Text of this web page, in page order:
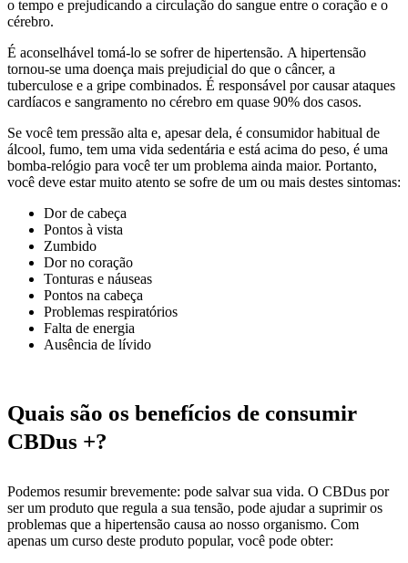
o tempo e prejudicando a circulação do sangue entre o coração e o
cérebro.
É aconselhável tomá-lo se sofrer de hipertensão. A hipertensão
tornou-se uma doença mais prejudicial do que o câncer, a
tuberculose e a gripe combinados. É responsável por causar ataques
cardíacos e sangramento no cérebro em quase 90% dos casos.
Se você tem pressão alta e, apesar dela, é consumidor habitual de
álcool, fumo, tem uma vida sedentária e está acima do peso, é uma
bomba-relógio para você ter um problema ainda maior. Portanto,
você deve estar muito atento se sofre de um ou mais destes sintomas:
Dor de cabeça
Pontos à vista
Zumbido
Dor no coração
Tonturas e náuseas
Pontos na cabeça
Problemas respiratórios
Falta de energia
Ausência de lívido
Quais são os benefícios de consumir
CBDus +?
Podemos resumir brevemente: pode salvar sua vida. O CBDus por
ser um produto que regula a sua tensão, pode ajudar a suprimir os
problemas que a hipertensão causa ao nosso organismo. Com
apenas um curso deste produto popular, você pode obter: